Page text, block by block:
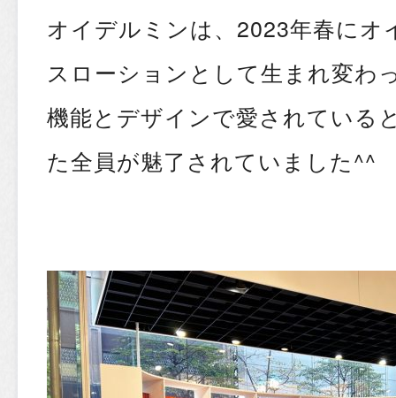
オイデルミンは、2023年春に
スローションとして生まれ変わ
機能とデザインで愛されている
た全員が魅了されていました^^